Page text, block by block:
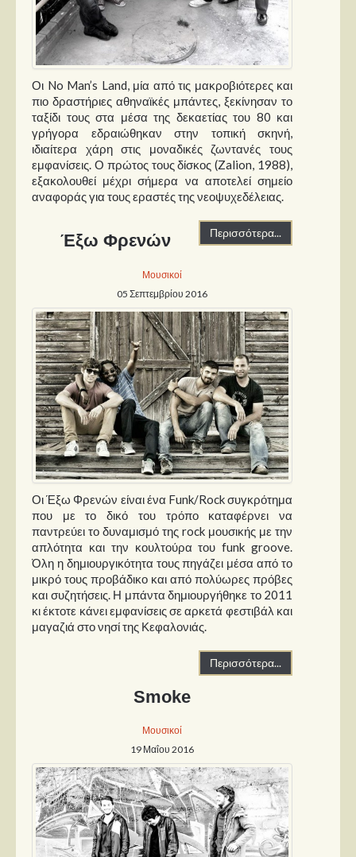
Οι No Man’s Land, μία από τις μακροβιότερες και
πιο δραστήριες αθηναϊκές μπάντες, ξεκίνησαν το
ταξίδι τους στα μέσα της δεκαετίας του 80 και
γρήγορα εδραιώθηκαν στην τοπική σκηνή,
ιδιαίτερα χάρη στις μοναδικές ζωντανές τους
εμφανίσεις. Ο πρώτος τους δίσκος (Zalion, 1988),
εξακολουθεί μέχρι σήμερα να αποτελεί σημείο
αναφοράς για τους εραστές της νεοψυχεδέλειας.
Περισσότερα...
Έξω Φρενών
Μουσικοί
05 Σεπτεμβρίου 2016
Οι Έξω Φρενών είναι ένα Funk/Rock συγκρότημα
που με το δικό του τρόπο καταφέρνει να
παντρεύει το δυναμισμό της rock μουσικής με την
απλότητα και την κουλτούρα του funk groove.
Όλη η δημιουργικότητα τους πηγάζει μέσα από το
μικρό τους προβάδικο και από πολύωρες πρόβες
και συζητήσεις. Η μπάντα δημιουργήθηκε το 2011
κι έκτοτε κάνει εμφανίσεις σε αρκετά φεστιβάλ και
μαγαζιά στο νησί της Κεφαλονιάς.
Περισσότερα...
Smoke
Μουσικοί
19 Μαΐου 2016